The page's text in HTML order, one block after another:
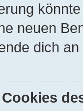
neuen
dich